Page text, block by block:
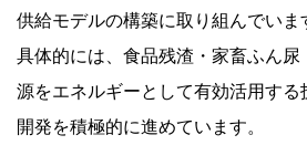
供給モデルの構築に取り組んでいま
具体的には、食品残渣・家畜ふん
源をエネルギーとして有効活用す
開発を積極的に進めています。